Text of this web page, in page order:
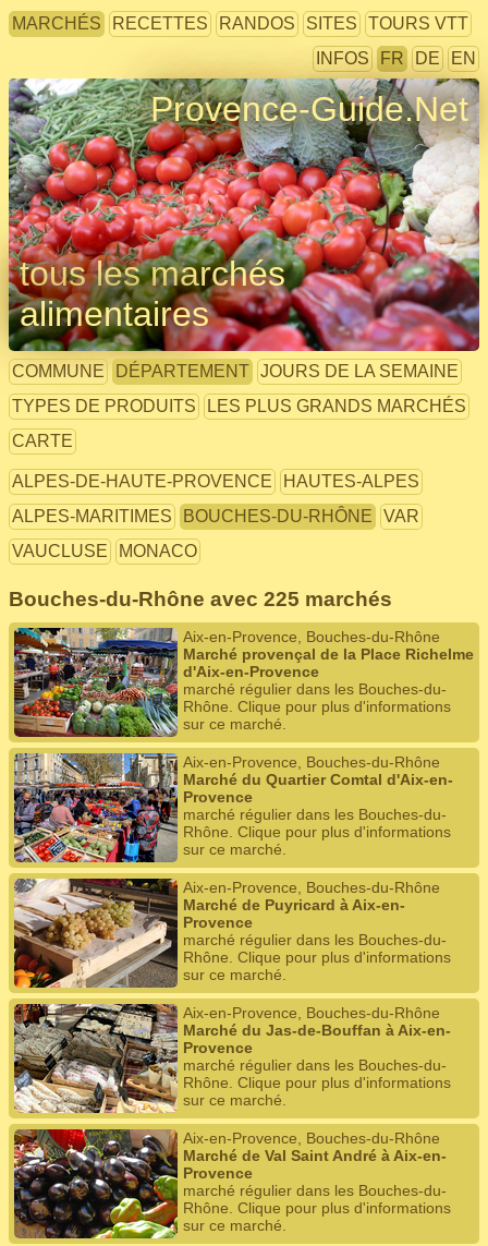
MARCHÉS RECETTES RANDOS SITES
TOURS VTT
INFOS
FR DE EN
Provence-Guide.Net
tous les marchés
alimentaires
COMMUNE DÉPARTEMENT JOURS DE LA SEMAINE
TYPES DE PRODUITS
LES PLUS GRANDS MARCHÉS
CARTE
ALPES-DE-HAUTE-PROVENCE
HAUTES-ALPES
ALPES-MARITIMES
BOUCHES-DU-RHÔNE
VAR
VAUCLUSE
MONACO
Bouches-du-Rhône avec 225 marchés
Aix-en-Provence, Bouches-du-Rhône
Marché provençal de la Place Richelme
d'Aix-en-Provence
marché régulier dans les Bouches-du-
Rhône. Clique pour plus d'informations
sur ce marché.
Aix-en-Provence, Bouches-du-Rhône
Marché du Quartier Comtal d'Aix-en-
Provence
marché régulier dans les Bouches-du-
Rhône. Clique pour plus d'informations
sur ce marché.
Aix-en-Provence, Bouches-du-Rhône
Marché de Puyricard à Aix-en-
Provence
marché régulier dans les Bouches-du-
Rhône. Clique pour plus d'informations
sur ce marché.
Aix-en-Provence, Bouches-du-Rhône
Marché du Jas-de-Bouffan à Aix-en-
Provence
marché régulier dans les Bouches-du-
Rhône. Clique pour plus d'informations
sur ce marché.
Aix-en-Provence, Bouches-du-Rhône
Marché de Val Saint André à Aix-en-
Provence
marché régulier dans les Bouches-du-
Rhône. Clique pour plus d'informations
sur ce marché.